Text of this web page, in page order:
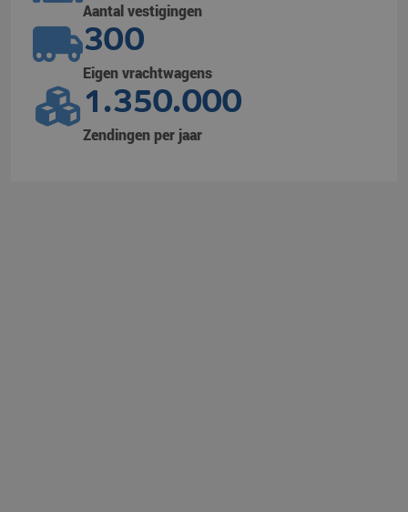
Aantal vestigingen
300
Eigen vrachtwagens
1.350.000
Zendingen per jaar